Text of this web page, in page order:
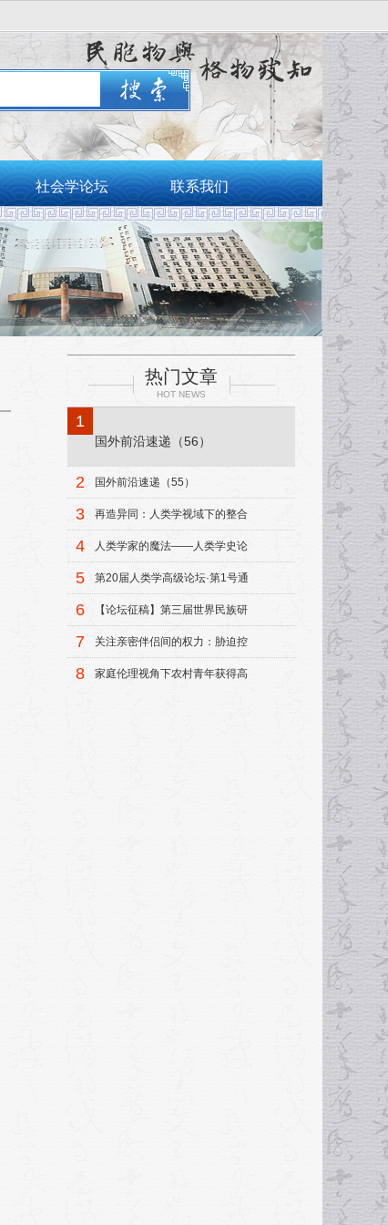
社会学论坛 联系我们
热门文章
HOT NEWS
1
国外前沿速递（56）
2 国外前沿速递（55）
3
再造异同：人类学视域下的整合
4
人类学家的魔法——人类学史论
5
第20届人类学高级论坛·第1号通
6
【论坛征稿】第三届世界民族研
7
关注亲密伴侣间的权力：胁迫控
8
家庭伦理视角下农村青年获得高